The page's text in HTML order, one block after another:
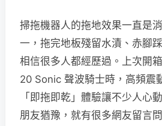
掃拖機器人的拖地效果一直是
一，拖完地板殘留水漬、赤腳
相信很多人都經歷過。上次開
20 Sonic 聲波騎士時，高頻震
「即拖即乾」體驗讓不少人心
朋友猶豫，就有很多網友留言